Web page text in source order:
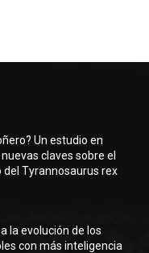
Un estudio en
claves sobre el
Tyrannosaurus rex
la evolución de los
con más inteligencia